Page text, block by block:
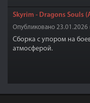
Skyrim - Dragons Souls
Опубликовано 23.01.2026
Сборка с упором на
атмосферой.